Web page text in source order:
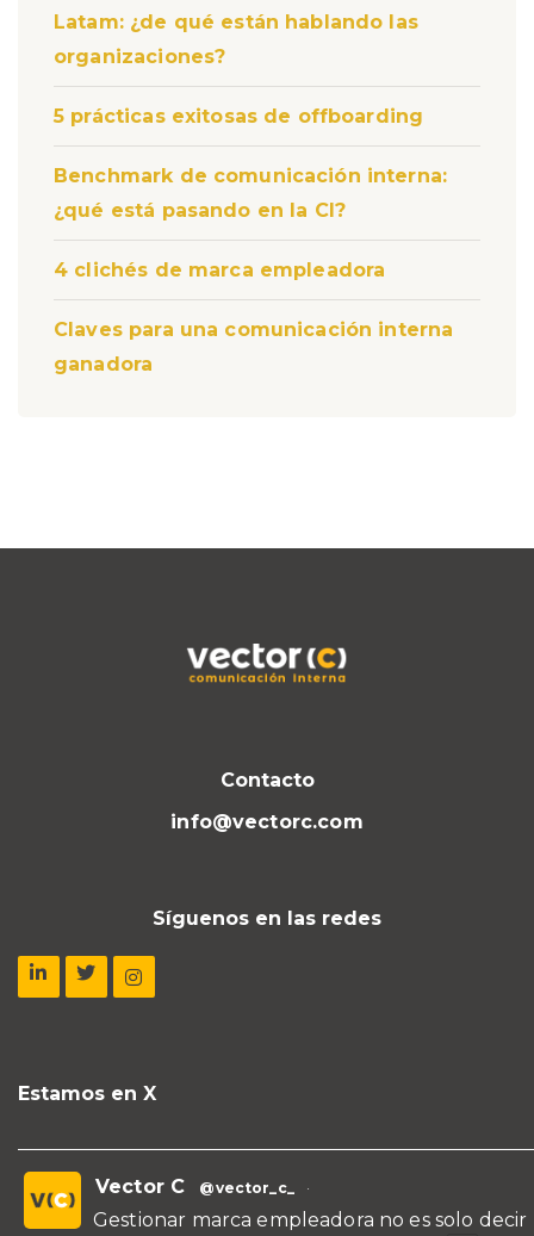
Latam: ¿de qué están hablando las
organizaciones?
5 prácticas exitosas de offboarding
Benchmark de comunicación interna:
¿qué está pasando en la CI?
4 clichés de marca empleadora
Claves para una comunicación interna
ganadora
Contacto
info@vectorc.com
Síguenos en las redes
Estamos en X
Vector C @vector_c_ ·
Gestionar marca empleadora no es solo